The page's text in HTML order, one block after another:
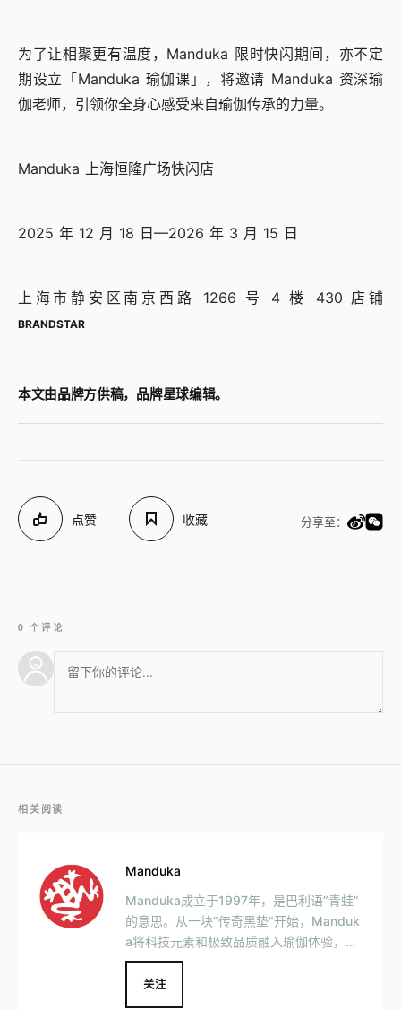
为了让相聚更有温度，Manduka 限时快闪期间，亦不定
期设立「Manduka 瑜伽课」，将邀请 Manduka 资深瑜
伽老师，引领你全身心感受来自瑜伽传承的力量。
Manduka 上海恒隆广场快闪店
2025 年 12 月 18 日—2026 年 3 月 15 日
上海市静安区南京西路 1266 号 4 楼 430 店铺
BRANDSTAR
本文由品牌方供稿，品牌星球编辑。
点赞 收藏 分享至：
0 个评论
相关阅读
Manduka
Manduka成立于1997年，是巴利语”青蛙”
的意思。从一块”传奇黑垫"开始，Manduk
a将科技元素和极致品质融入瑜伽体验，致
力于为全球瑜伽爱好者带来更优质的瑜伽产
关注